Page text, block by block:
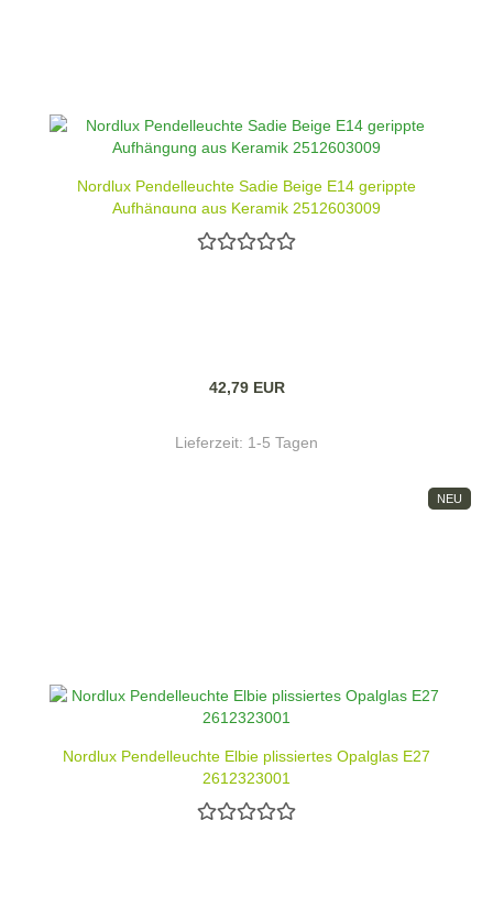
Nordlux Pendelleuchte Sadie Beige E14 gerippte
Aufhängung aus Keramik 2512603009
42,79 EUR
Lieferzeit: 1-5 Tagen
NEU
Nordlux Pendelleuchte Elbie plissiertes Opalglas E27
2612323001